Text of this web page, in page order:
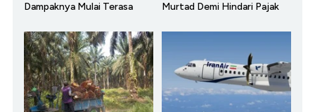
Dampaknya Mulai Terasa
Murtad Demi Hindari Pajak